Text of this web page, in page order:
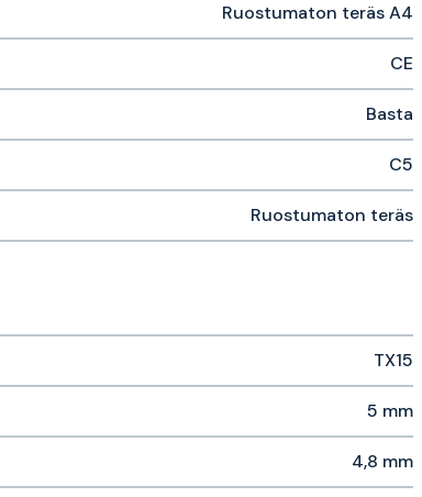
Ruostumaton teräs A4
CE
Basta
C5
Ruostumaton teräs
TX15
5 mm
4,8 mm